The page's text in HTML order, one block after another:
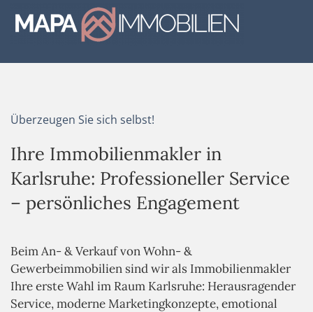
Skip to main content
WEITERE REFERENZEN
Überzeugen Sie sich selbst!
Ihre Immobilienmakler in
Karlsruhe: Professioneller Service
– persönliches Engagement
Beim An- & Verkauf von Wohn- &
Gewerbeimmobilien sind wir als Immobilienmakler
Ihre erste Wahl im Raum Karlsruhe: Herausragender
Service, moderne Marketingkonzepte, emotional